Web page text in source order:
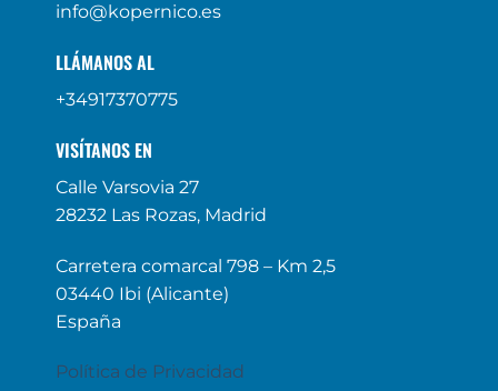
info@kopernico.es
LLÁMANOS AL
+34917370775
VISÍTANOS EN
Calle Varsovia 27
28232 Las Rozas, Madrid
Carretera comarcal 798 – Km 2,5
03440 Ibi (Alicante)
España
Política de Privacidad